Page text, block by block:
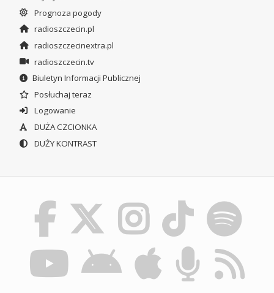
Prognoza pogody
radioszczecin.pl
radioszczecinextra.pl
radioszczecin.tv
Biuletyn Informacji Publicznej
Posłuchaj teraz
Logowanie
DUŻA CZCIONKA
DUŻY KONTRAST